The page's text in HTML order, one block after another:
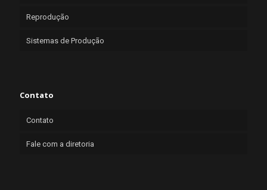
Reprodução
Sistemas de Produção
Contato
Contato
Fale com a diretoria